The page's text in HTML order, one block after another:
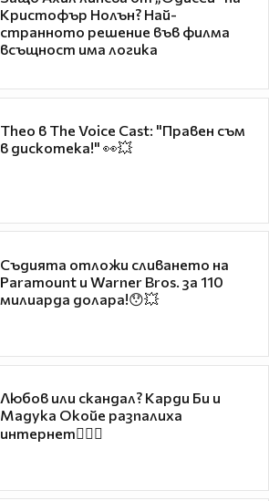
Кристофър Нолън? Най-
странното решение във филма
всъщност има логика
Theo в The Voice Cast: "Правен съм
в дискотека!" 👀💥
Съдията отложи сливането на
Paramount и Warner Bros. за 110
милиарда долара!😯💥
Любов или скандал? Карди Би и
Мадука Окойе разпалиха
интернет❤️‍🔥🔥